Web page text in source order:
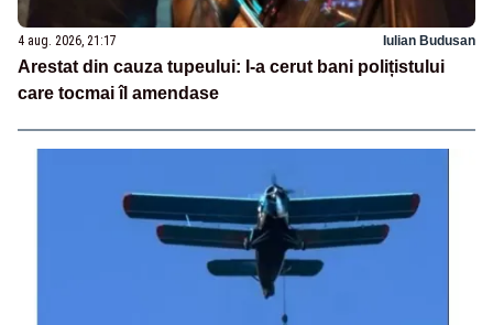
4 aug. 2026, 21:17 Iulian Budusan
Arestat din cauza tupeului: I-a cerut bani polițistului
care tocmai îl amendase